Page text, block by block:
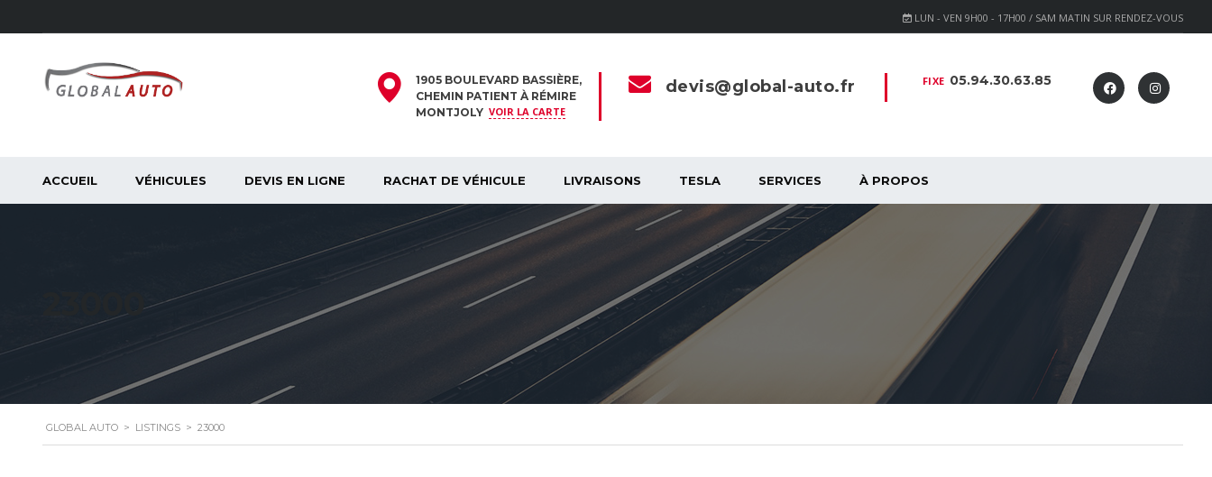
LUN - VEN 9H00 - 17H00 / SAM MATIN SUR RENDEZ-VOUS
FIXE 05.94.30.63.85
devis@global-auto.fr
1905 BOULEVARD BASSIÈRE,
CHEMIN PATIENT À RÉMIRE
MONTJOLY VOIR LA CARTE
ACCUEIL VÉHICULES DEVIS EN LIGNE RACHAT DE VÉHICULE LIVRAISONS TESLA SERVICES À PROPOS
23000
GLOBAL AUTO > LISTINGS > 23000